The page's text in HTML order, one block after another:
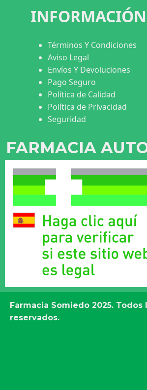
Términos Y Condiciones
Aviso Legal
Envíos Y Devoluciones
Pago Seguro
Política de Calidad
Política de Privacidad
Seguridad
FARMACIA
Farmacia Somiedo 2025. Todos
reservados.